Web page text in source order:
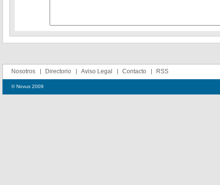
Nosotros Directorio Aviso Legal Contacto RSS
© Novus 2009